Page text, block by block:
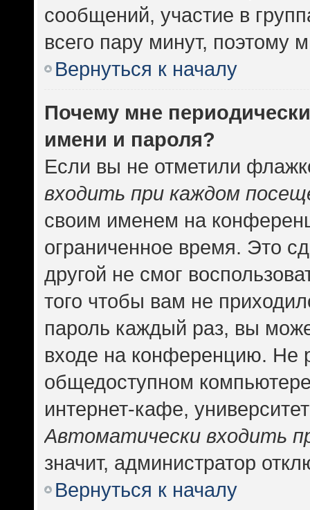
сообщений, участие в
всего пару минут, поэтому
Вернуться к началу
Почему мне
имени и пароля?
Если вы не отметили
входить при каждом
своим именем на
ограниченное время. Это
другой не смог
того чтобы вам не
пароль каждый раз, вы
входе на конференцию. Не
общедоступном
интернет-кафе,
Автоматически входить
значит, администратор
Вернуться к началу